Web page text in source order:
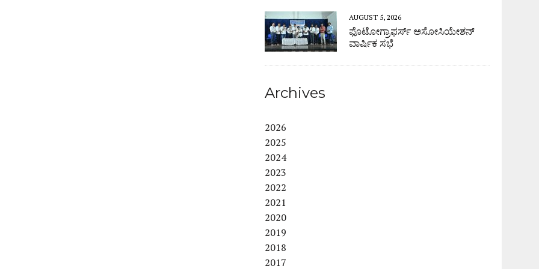
AUGUST 5, 2026
ಫೊಟೋಗ್ರಾಫರ್ಸ್ ಅಸೋಸಿಯೇಶನ್
ವಾರ್ಷಿಕ ಸಭೆ
Archives
2026
2025
2024
2023
2022
2021
2020
2019
2018
2017